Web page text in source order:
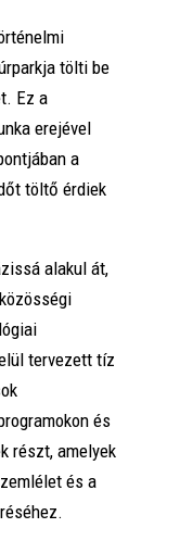
tölti be
Ez a
erejével
a
töltő érdiek
alakul át,
tervezett tíz
és
részt, amelyek
és a